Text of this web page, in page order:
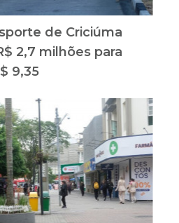
de Criciúma
2,7 milhões para
9,35